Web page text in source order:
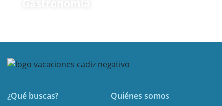
¿Qué buscas?
Quiénes somos